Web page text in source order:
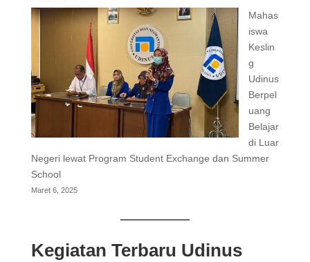
Mahas
iswa
Keslin
g
Udinus
Berpel
uang
Belajar
di Luar
Negeri lewat Program Student Exchange dan Summer
School
Maret 6, 2025
Kegiatan Terbaru Udinus